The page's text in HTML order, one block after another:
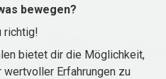
bewegen?
richtig!
bietet dir die Möglichkeit,
Erfahrungen zu